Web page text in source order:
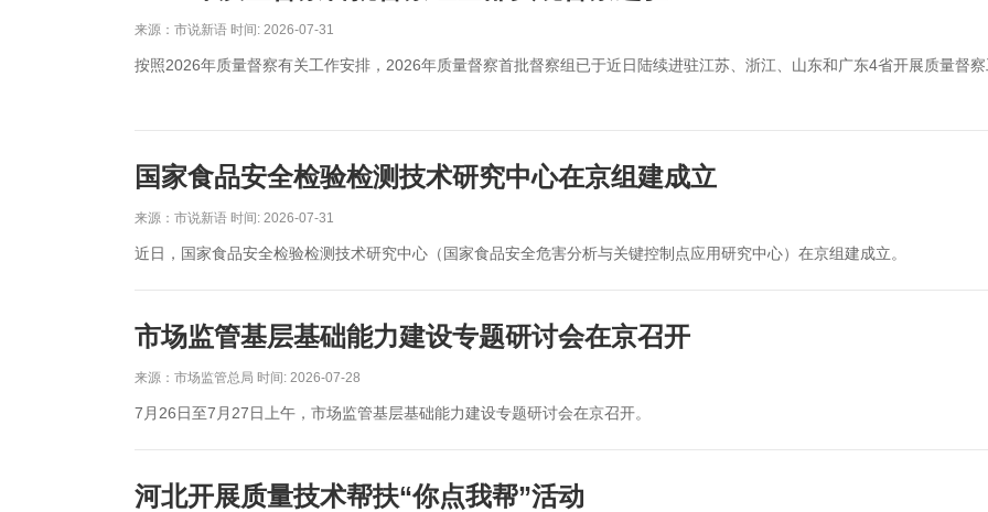
来源：市说新语 时间: 2026-07-31
按照2026年质量督察有关工作安排，2026年质量督察首批督察组已于近日陆续进驻江苏、浙江、山东和广东4省开展质量督察
国家食品安全检验检测技术研究中心在京组建成立
来源：市说新语 时间: 2026-07-31
近日，国家食品安全检验检测技术研究中心（国家食品安全危害分析与关键控制点应用研究中心）在京组建成立。
市场监管基层基础能力建设专题研讨会在京召开
来源：市场监管总局 时间: 2026-07-28
7月26日至7月27日上午，市场监管基层基础能力建设专题研讨会在京召开。
河北开展质量技术帮扶“你点我帮”活动